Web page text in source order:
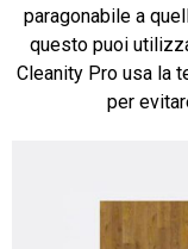
paragonabile a
questo puoi
Cleanity Pro usa la
per